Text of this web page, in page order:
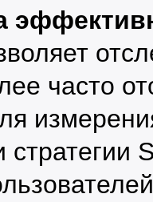
часто
стратегии